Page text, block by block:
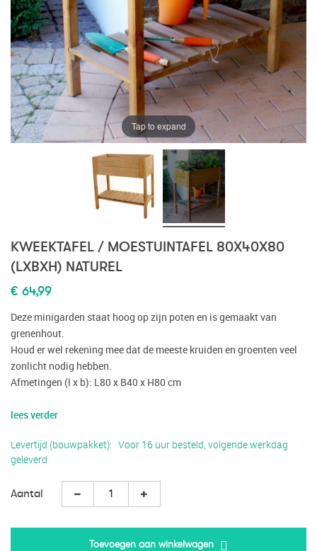
KWEEKTAFEL / MOESTUINTAFEL 80X40X80
(LXBXH) NATUREL
€ 64,99
Deze minigarden staat hoog op zijn poten en is gemaakt van
grenenhout.
Houd er wel rekening mee dat de meeste kruiden en groenten veel
zonlicht nodig hebben.
Afmetingen (l x b): L80 x B40 x H80 cm
lees verder
Levertijd (bouwpakket)
Voor 16 uur besteld, volgende werkdag
geleverd
Aantal
Toevoegen aan winkelwagen
Tap to expand